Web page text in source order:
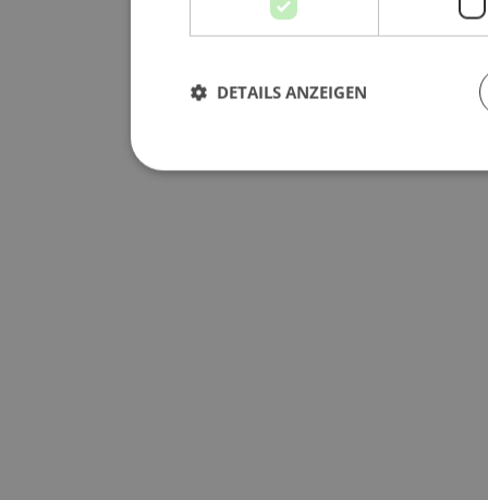
DETAILS ANZEIGEN